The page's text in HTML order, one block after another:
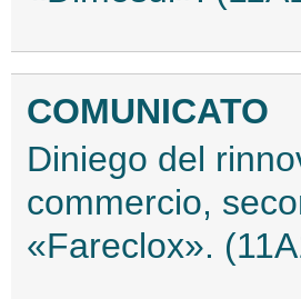
COMUNICATO
Diniego del
commercio,
«Fareclox».